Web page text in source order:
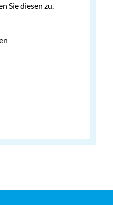
Sie diesen zu.